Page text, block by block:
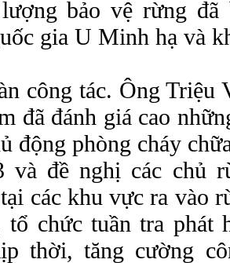
bảo vệ rừng
gia U Minh hạ và
công tác. Ông
đã đánh giá cao
động phòng cháy
và đề nghị các chủ
các khu vực ra vào
tổ chức tuần tra phát
thời, tăng cường